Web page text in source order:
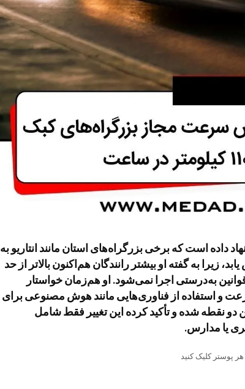
داده است که برخی بزرگراه‌های استان مانند انتاریو به
زیرا به گفته او بیشتر رانندگان هم‌اکنون بالاتر از حد
به‌درستی اجرا نمی‌شود. او هم‌زمان خواستار
و استفاده از فناوری‌هایی مانند هوش مصنوعی برای
نقطه شده و تأکید کرده این تغییر فقط شامل
یا مدارس.
پوستر کلیک کنید